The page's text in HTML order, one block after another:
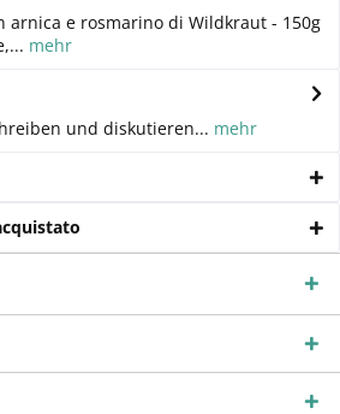
arnica e rosmarino di Wildkraut - 150g
mehr
und diskutieren... mehr